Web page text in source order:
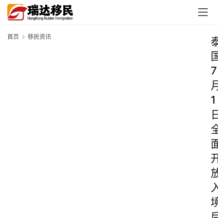
首页 移民资讯
7
1